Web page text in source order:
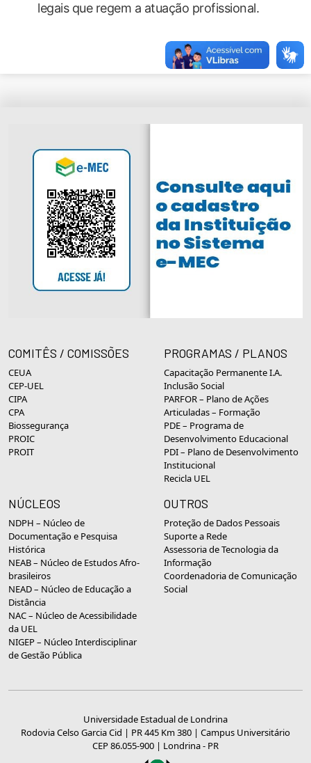
legais que regem a atuação profissional.
COMITÊS / COMISSÕES
CEUA
CEP-UEL
CIPA
CPA
Biossegurança
PROIC
PROIT
PROGRAMAS / PLANOS
Capacitação Permanente I.A.
Inclusão Social
PARFOR – Plano de Ações
Articuladas – Formação
PDE – Programa de
Desenvolvimento Educacional
PDI – Plano de Desenvolvimento
Institucional
Recicla UEL
NÚCLEOS
NDPH – Núcleo de
Documentação e Pesquisa
Histórica
NEAB – Núcleo de Estudos Afro-
brasileiros
NEAD – Núcleo de Educação a
Distância
NAC – Núcleo de Acessibilidade
da UEL
NIGEP – Núcleo Interdisciplinar
de Gestão Pública
OUTROS
Proteção de Dados Pessoais
Suporte a Rede
Assessoria de Tecnologia da
Informação
Coordenadoria de Comunicação
Social
Universidade Estadual de Londrina
Rodovia Celso Garcia Cid | PR 445 Km 380 | Campus Universitário
CEP 86.055-900 | Londrina - PR